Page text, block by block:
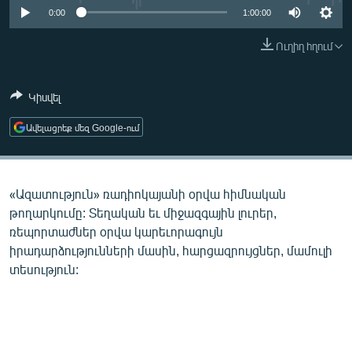
ՄԻՋԱԶԳԱՅԻՆ
ՄԵԿՆԱԲԱՆՈՒԹՅՈՒՆ
ՏՏ ԵՒ ԻՆՏԵՐՆԵՏ
ԿՈՐՈՆԱՎԻՐՈՒՍ
ՏԵՍԱՆՅՈՒԹԵՐ
ԲԱՆԱՎԵՃ
ՁԳՏԵԼՈՎ ԼԱՎԱԳՈՒՅՆԻՆ
0:00 1:00:00
Ուղիղ հղում
Կիսվել
Ավելացրեք մեզ Google-ում
«Ազատություն» ռադիոկայանի օրվա հիմնական
թողարկումը: Տեղական եւ միջազգային լուրեր,
ռեպորտաժներ օրվա կարեւորագույն
իրադարձությունների մասին, հարցազրույցներ, մամուլի
տեսություն: